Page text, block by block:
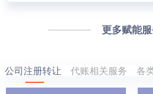
更多赋能
公司注册转让 代账相关服务 各